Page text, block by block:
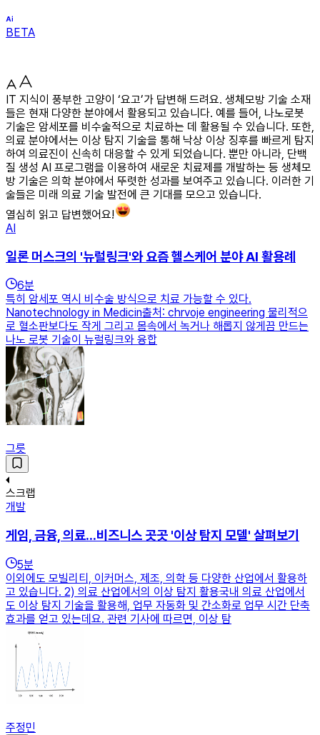
BETA
IT 지식이 풍부한 고양이 ‘요고’가 답변해 드려요. 생체모방 기술 소재
들은 현재 다양한 분야에서 활용되고 있습니다. 예를 들어, 나노로봇
기술은 암세포를 비수술적으로 치료하는 데 활용될 수 있습니다. 또한,
의료 분야에서는 이상 탐지 기술을 통해 낙상 이상 징후를 빠르게 탐지
하여 의료진이 신속히 대응할 수 있게 되었습니다. 뿐만 아니라, 단백
질 생성 AI 프로그램을 이용하여 새로운 치료제를 개발하는 등 생체모
방 기술은 의학 분야에서 뚜렷한 성과를 보여주고 있습니다. 이러한 기
술들은 미래 의료 기술 발전에 큰 기대를 모으고 있습니다.
열심히 읽고 답변했어요!
AI
일론 머스크의 '뉴럴링크'와 요즘 헬스케어 분야 AI 활용례
6분
특히 암세포 역시 비수술 방식으로 치료 가능할 수 있다.
Nanotechnology in Medicin출처: chrvoje engineering 물리적으
로 혈소판보다도 작게 그리고 몸속에서 녹거나 해롭지 않게끔 만드는
나노 로봇 기술이 뉴럴링크와 융합
그릇
스크랩
개발
게임, 금융, 의료...비즈니스 곳곳 '이상 탐지 모델' 살펴보기
5분
이외에도 모빌리티, 이커머스, 제조, 의학 등 다양한 산업에서 활용하
고 있습니다. 2) 의료 산업에서의 이상 탐지 활용국내 의료 산업에서
도 이상 탐지 기술을 활용해, 업무 자동화 및 간소화로 업무 시간 단축
효과를 얻고 있는데요. 관련 기사에 따르면, 이상 탐
주정민